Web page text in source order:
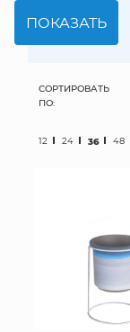
СОРТИРОВАТЬ
ПО:
12 24 36 48